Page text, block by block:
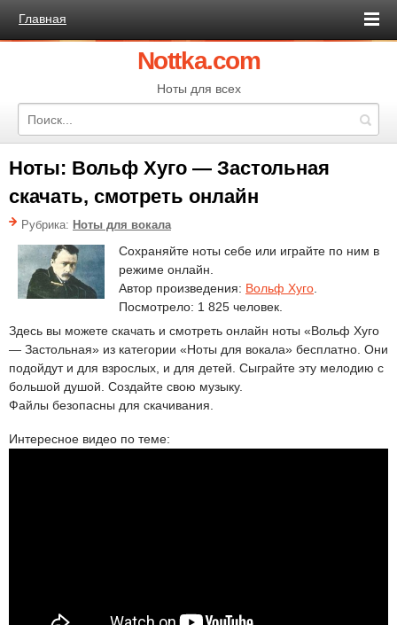
Главная
Nottka.com
Ноты для всех
Ноты: Вольф Хуго — Застольная
скачать, смотреть онлайн
Рубрика: Ноты для вокала
Сохраняйте ноты себе или играйте по ним в
режиме онлайн.
Автор произведения: Вольф Хуго
Посмотрело: 1 825 человек.
Здесь вы можете скачать и смотреть онлайн ноты «Вольф Хуго
— Застольная» из категории «Ноты для вокала» бесплатно. Они
подойдут и для взрослых, и для детей. Сыграйте эту мелодию с
большой душой. Создайте свою музыку.
Файлы безопасны для скачивания.
Интересное видео по теме: